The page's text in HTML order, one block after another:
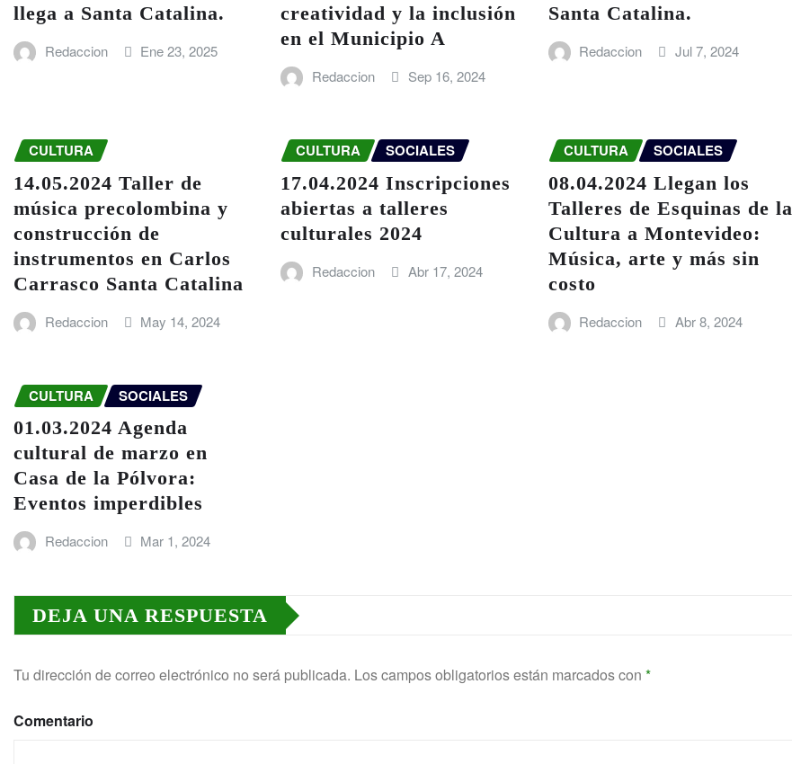
llega a Santa Catalina.
Redaccion Ene 23, 2025
creatividad y la inclusión
en el Municipio A
Redaccion Sep 16, 2024
Santa Catalina.
Redaccion Jul 7, 2024
CULTURA
14.05.2024 Taller de
música precolombina y
construcción de
instrumentos en Carlos
Carrasco Santa Catalina
Redaccion May 14, 2024
CULTURA SOCIALES
17.04.2024 Inscripciones
abiertas a talleres
culturales 2024
Redaccion Abr 17, 2024
CULTURA SOCIALES
08.04.2024 Llegan los
Talleres de Esquinas de la
Cultura a Montevideo:
Música, arte y más sin
costo
Redaccion Abr 8, 2024
CULTURA SOCIALES
01.03.2024 Agenda
cultural de marzo en
Casa de la Pólvora:
Eventos imperdibles
Redaccion Mar 1, 2024
DEJA UNA RESPUESTA
Tu dirección de correo electrónico no será publicada. Los campos obligatorios están marcados con *
Comentario